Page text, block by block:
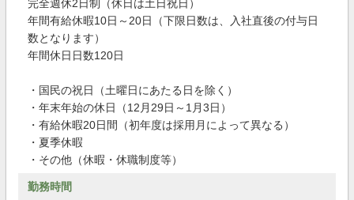
完全週休2日制（休日は土日祝日）
年間有給休暇10日～20日（下限日数は、入社直後の付与日
数となります）
年間休日日数120日
・国民の祝日（土曜日にあたる日を除く）
・年末年始の休日（12月29日～1月3日）
・有給休暇20日間（初年度は採用月によって異なる）
・夏季休暇
・その他（休暇・休職制度等）
勤務時間